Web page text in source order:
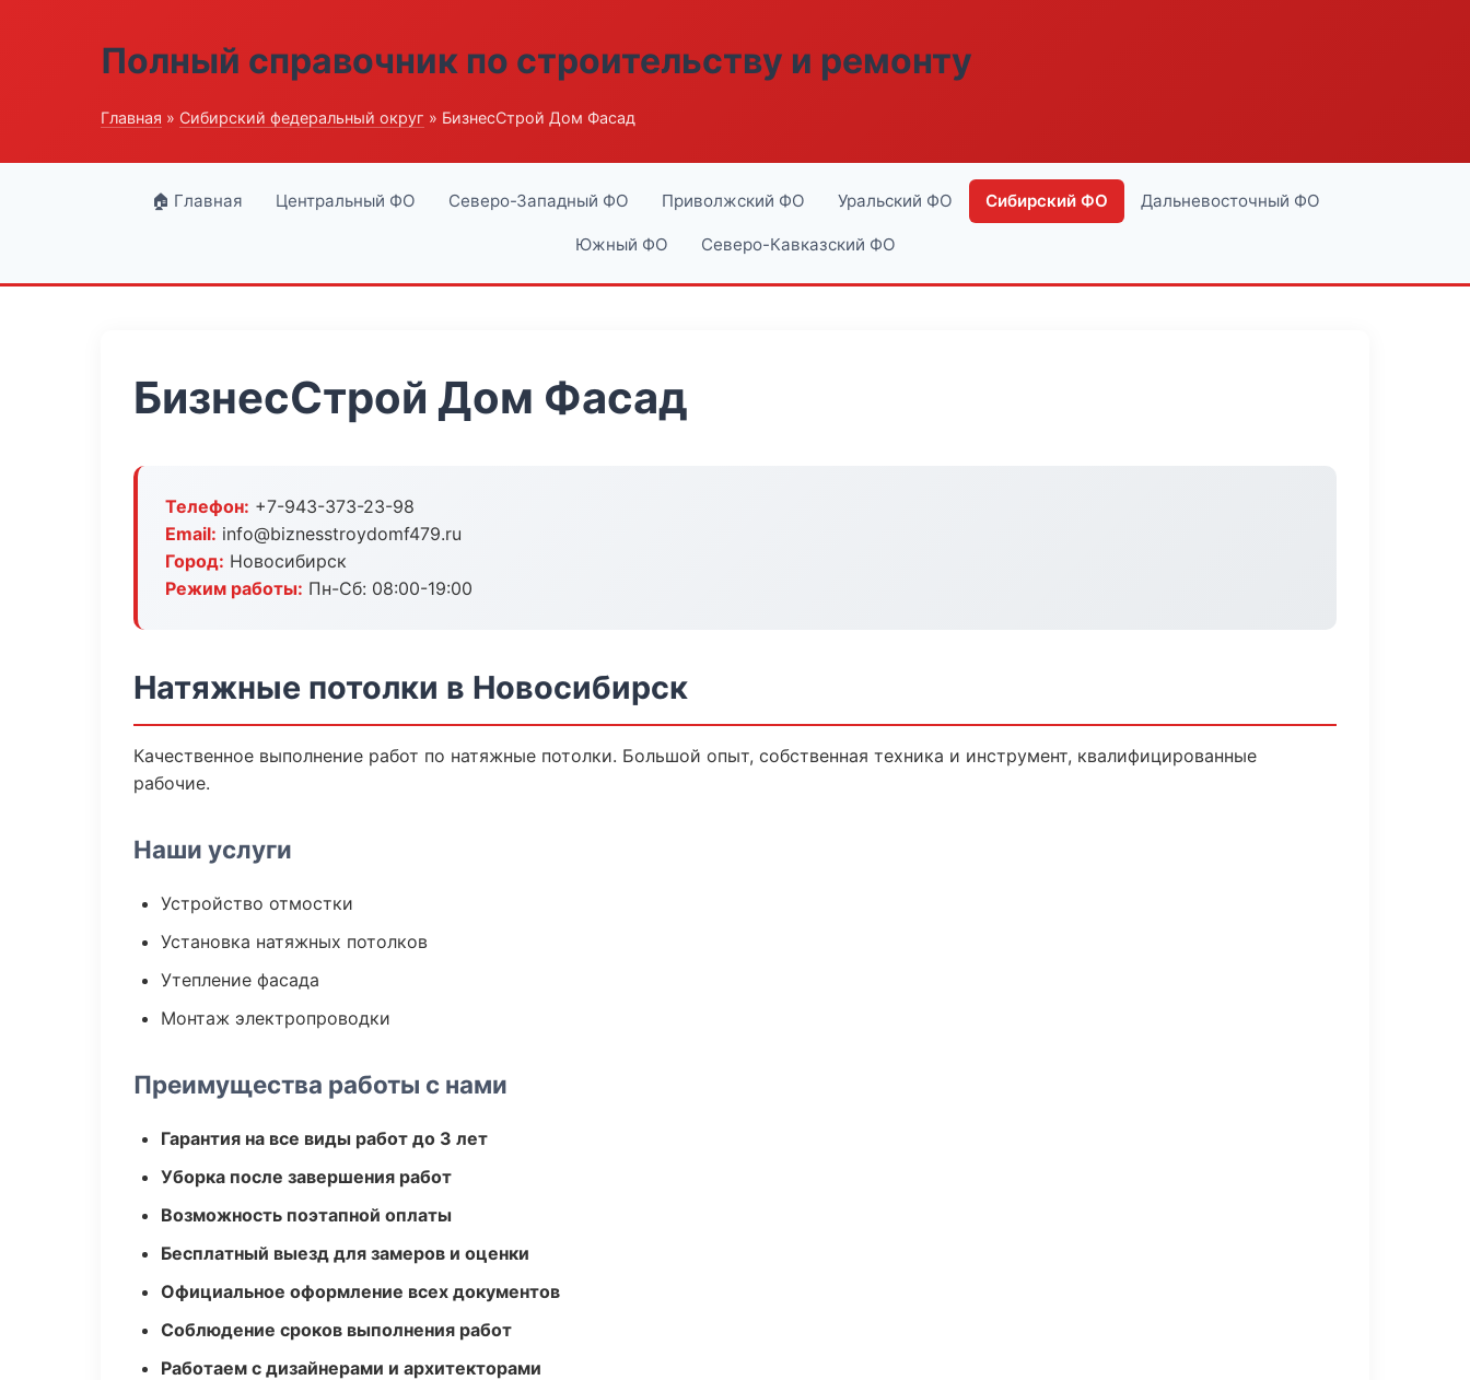
Полный справочник по строительству и ремонту
Главная » Сибирский федеральный округ » БизнесСтрой Дом Фасад
🏠 Главная Центральный ФО Северо-Западный ФО Приволжский ФО Уральский ФО Сибирский ФО Дальневосточный ФО
Южный ФО Северо-Кавказский ФО
БизнесСтрой Дом Фасад
Телефон: +7-943-373-23-98
Email: info@biznesstroydomf479.ru
Город: Новосибирск
Режим работы: Пн-Сб: 08:00-19:00
Натяжные потолки в Новосибирск
Качественное выполнение работ по натяжные потолки. Большой опыт, собственная техника и инструмент, квалифицированные
рабочие.
Наши услуги
Устройство отмостки
Установка натяжных потолков
Утепление фасада
Монтаж электропроводки
Преимущества работы с нами
Гарантия на все виды работ до 3 лет
Уборка после завершения работ
Возможность поэтапной оплаты
Бесплатный выезд для замеров и оценки
Официальное оформление всех документов
Соблюдение сроков выполнения работ
Работаем с дизайнерами и архитекторами